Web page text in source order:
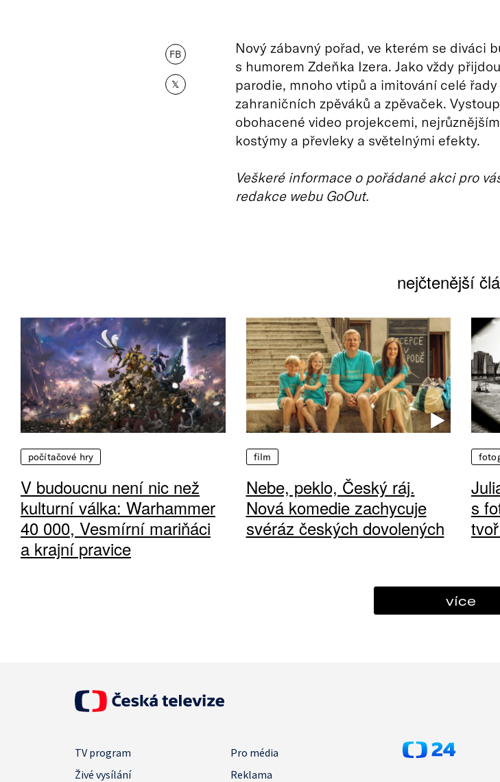
FB
𝕏
Nový zábavný pořad, ve kterém se diváci
s humorem Zdeňka Izera. Jako vždy
parodie, mnoho vtipů a imitování celé
zahraničních zpěváků a zpěvaček.
obohacené video projekcemi,
kostýmy a převleky a světelnými efekty.
Veškeré informace o pořádané akci pro
redakce webu GoOut.
nejčtenější
počítačové hry
V budoucnu není nic než
kulturní válka: Warhammer
40 000, Vesmírní mariňáci
a krajní pravice
film
Nebe, peklo, Český ráj.
Nová komedie zachycuje
svéráz českých dovolených
s
více
TV program
Pro média
Živé vysílání
Reklama